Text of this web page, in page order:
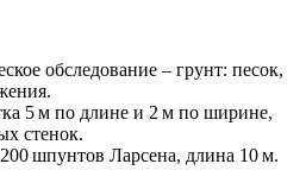
обследование – грунт: песок,
5 м по длине и 2 м по ширине,
стенок.
шпунтов Ларсена, длина 10 м.